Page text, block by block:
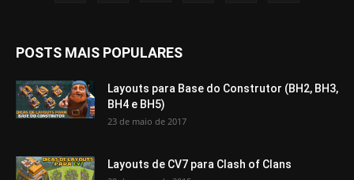
POSTS MAIS POPULARES
Layouts para Base do Construtor (BH2, BH3,
BH4 e BH5)
23 de maio de 2017
Layouts de CV7 para Clash of Clans